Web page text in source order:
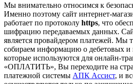
Мы внимательно относимся к
Именно поэтому сайт интернет-
работает по протоколу https, что
шифрацию передаваемых данных.
является провайдером платежей. Мы
собираем информацию о дебетовых и
которые используются для онлайн-
«ОПЛАТИТЬ», Вы переходите на
платежной системы АПК Ассист, и